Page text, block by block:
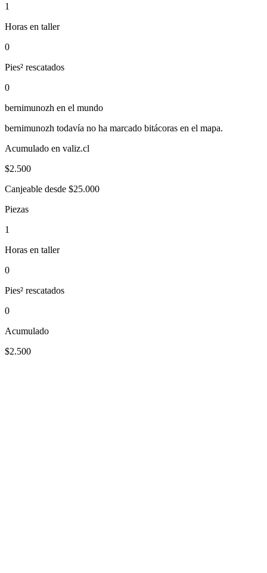
1
Horas en taller
0
Pies² rescatados
0
bernimunozh en el mundo
bernimunozh todavía no ha marcado bitácoras en el mapa.
Acumulado en valiz.cl
$2.500
Canjeable desde $25.000
Piezas
1
Horas en taller
0
Pies² rescatados
0
Acumulado
$2.500